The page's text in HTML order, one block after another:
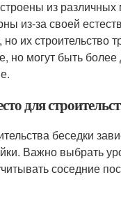
из
из-за своей
их строительство
но могут быть
для
беседки
Важно выбрать
соседние